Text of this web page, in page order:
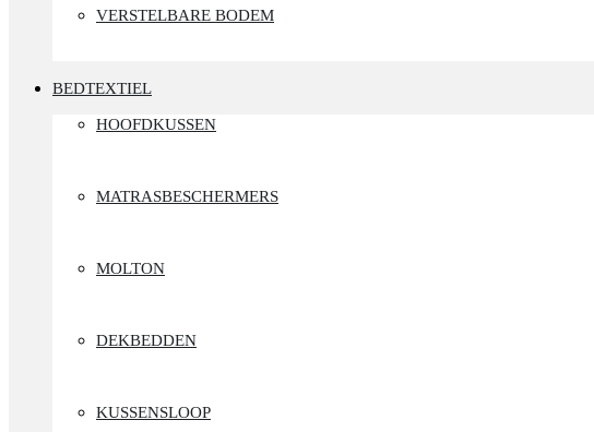
VERSTELBARE BODEM
BEDTEXTIEL
HOOFDKUSSEN
MATRASBESCHERMERS
MOLTON
DEKBEDDEN
KUSSENSLOOP